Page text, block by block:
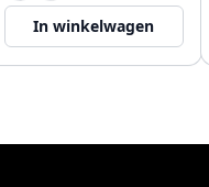
In winkelwagen